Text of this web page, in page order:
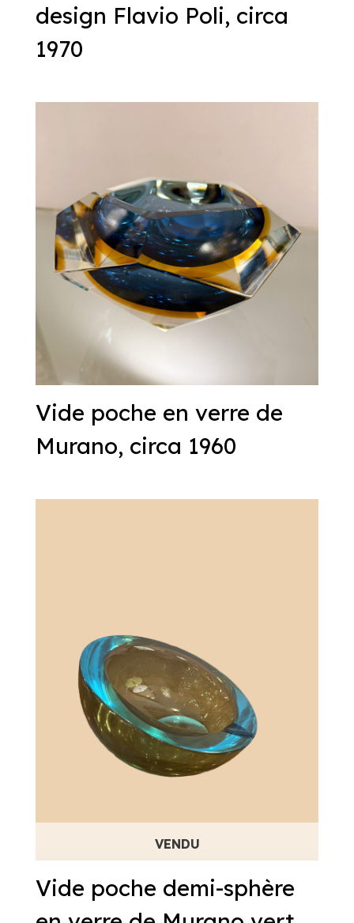
design Flavio Poli, circa
1970
Vide poche en verre de
Murano, circa 1960
Vide poche demi-sphère